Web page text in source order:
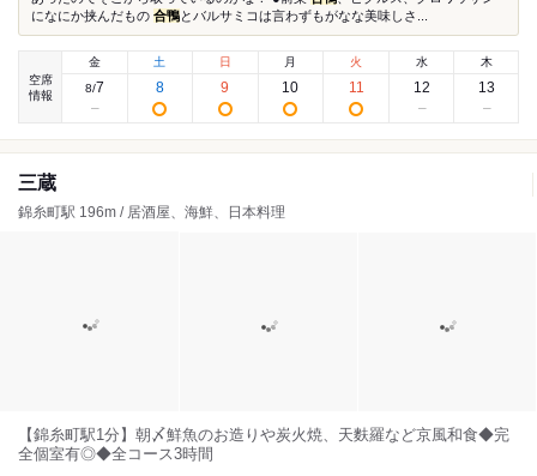
になにか挟んだもの 合鴨とバルサミコは言わずもがなな美味しさ...
空席
情報
金
8/7
土
8
日
9
月
10
火
11
水
12
木
13
三蔵
錦糸町駅 196m / 居酒屋、海鮮、日本料理
【錦糸町駅1分】朝〆鮮魚のお造りや炭火焼、天麩羅など京風和食◆完
全個室有◎◆全コース3時間